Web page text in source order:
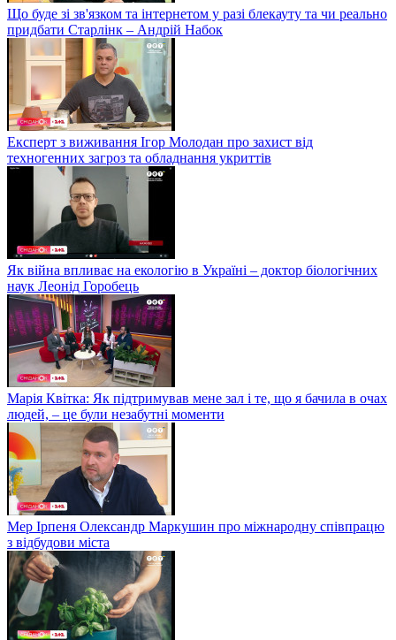
Що буде зі зв'язком та інтернетом у разі блекауту та чи реально
придбати Старлінк – Андрій Набок
Експерт з виживання Ігор Молодан про захист від
техногенних загроз та обладнання укриттів
Як війна впливає на екологію в Україні – доктор біологічних
наук Леонід Горобець
Марія Квітка: Як підтримував мене зал і те, що я бачила в очах
людей, – це були незабутні моменти
Мер Ірпеня Олександр Маркушин про міжнародну співпрацю
з відбудови міста